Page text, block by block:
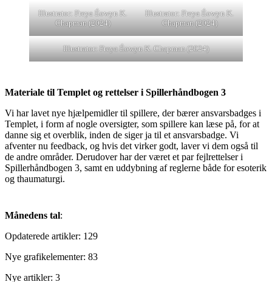
Illustrator: Freya Éowyn K.
Chapman (2024)
Illustrator: Freya Éowyn K.
Chapman (2024)
Illustrator: Freya Éowyn K. Chapman (2024)
Materiale til Templet og rettelser i Spillerhåndbogen 3
Vi har lavet nye hjælpemidler til spillere, der bærer ansvarsbadges i
Templet, i form af nogle oversigter, som spillere kan læse på, for at
danne sig et overblik, inden de siger ja til et ansvarsbadge. Vi
afventer nu feedback, og hvis det virker godt, laver vi dem også til
de andre områder. Derudover har der været et par fejlrettelser i
Spillerhåndbogen 3, samt en uddybning af reglerne både for esoterik
og thaumaturgi.
Månedens tal:
Opdaterede artikler: 129
Nye grafikelementer: 83
Nye artikler: 3